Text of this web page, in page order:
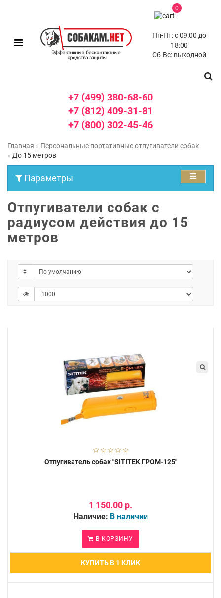
0
Пн-Пт: с 09:00 до
18:00
Сб-Вс: выходной
+7 (499) 380-68-60
+7 (812) 409-31-81
+7 (800) 302-45-46
Главная
Персональные портативные отпугиватели собак
До 15 метров
Параметры
Отпугиватели собак с
радиусом действия до 15
метров
Отпугиватель собак "SITITEK ГРОМ-125"
1 150.00 р.
Наличие: В наличии
В КОРЗИНУ
КУПИТЬ В 1 КЛИК